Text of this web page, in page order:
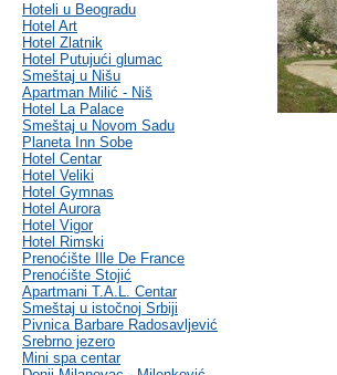
Hoteli u Beogradu
Hotel Art
Hotel Zlatnik
Hotel Putujući glumac
Smeštaj u Nišu
Apartman Milić - Niš
Hotel La Palace
Smeštaj u Novom Sadu
Planeta Inn Sobe
Hotel Centar
Hotel Veliki
Hotel Gymnas
Hotel Aurora
Hotel Vigor
Hotel Rimski
Prenoćište Ille De France
Prenoćište Stojić
Apartmani T.A.L. Centar
Smeštaj u istočnoj Srbiji
Pivnica Barbare Radosavljević
Srebrno jezero
Mini spa centar